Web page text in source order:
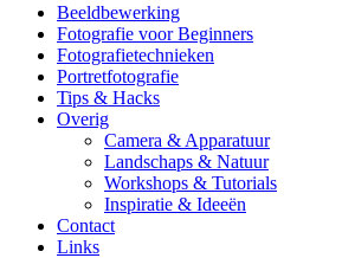
Beeldbewerking
Fotografie voor Beginners
Fotografietechnieken
Portretfotografie
Tips & Hacks
Overig
Camera & Apparatuur
Landschaps & Natuur
Workshops & Tutorials
Inspiratie & Ideeën
Contact
Links